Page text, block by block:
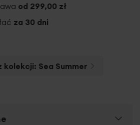
od 299,00 zł
za 30 dni
kolekcji: Sea Summer